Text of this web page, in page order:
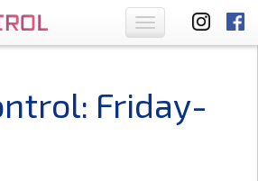
Toggle
navigation
Friday-